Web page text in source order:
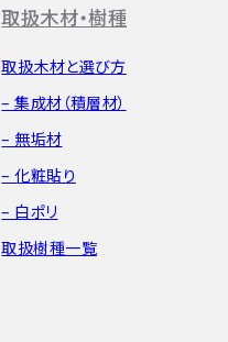
取扱木材・樹種
取扱木材と選び方
– 集成材（積層材）
– 無垢材
– 化粧貼り
– 白ポリ
取扱樹種一覧